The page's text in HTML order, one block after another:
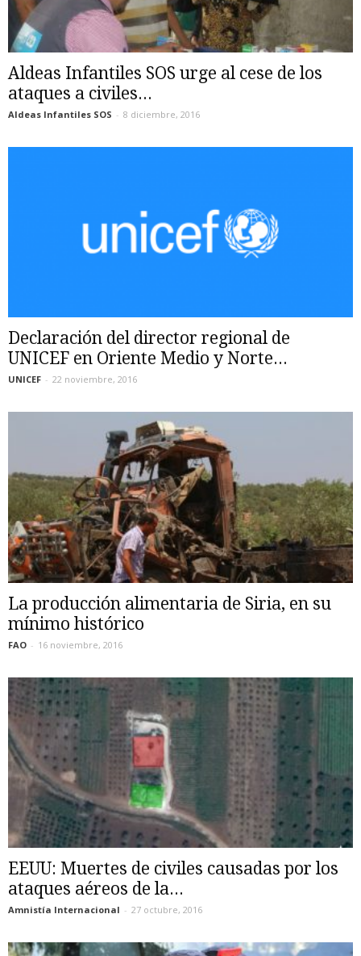
Aldeas Infantiles SOS urge al cese de los
ataques a civiles...
Aldeas Infantiles SOS - 8 diciembre, 2016
Declaración del director regional de
UNICEF en Oriente Medio y Norte...
UNICEF - 22 noviembre, 2016
La producción alimentaria de Siria, en su
mínimo histórico
FAO - 16 noviembre, 2016
EEUU: Muertes de civiles causadas por los
ataques aéreos de la...
Amnistía Internacional - 27 octubre, 2016